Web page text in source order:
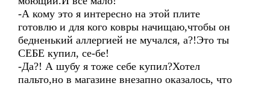
-А кому это я интересно на этой плите
готовлю и для кого ковры начищаю,чтобы он
бедненький аллергией не мучался, а?!Это ты
СЕБЕ купил, се-бе!
-Да?! А шубу я тоже себе купил?Хотел
пальто,но в магазине внезапно оказалось, что